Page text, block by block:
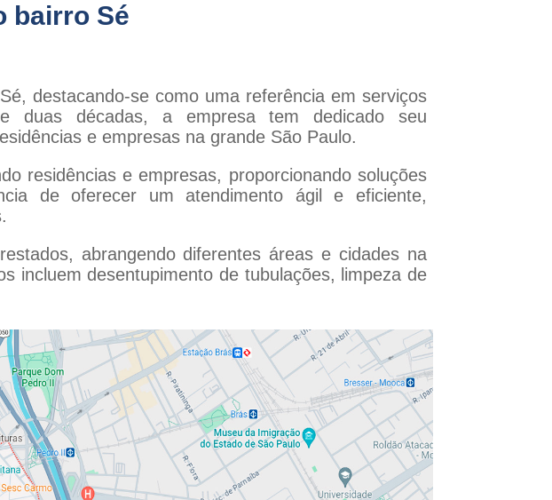
bairro Sé
destacando-se como uma referência em serviços
duas décadas, a empresa tem dedicado seu
e empresas na grande São Paulo.
residências e empresas, proporcionando soluções
de oferecer um atendimento ágil e eficiente,
abrangendo diferentes áreas e cidades na
incluem desentupimento de tubulações, limpeza de